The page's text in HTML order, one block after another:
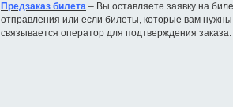
Предзаказ билета – Вы оставляете заявку на
отправления или если билеты, которые вам
связывается оператор для подтверждения заказа.